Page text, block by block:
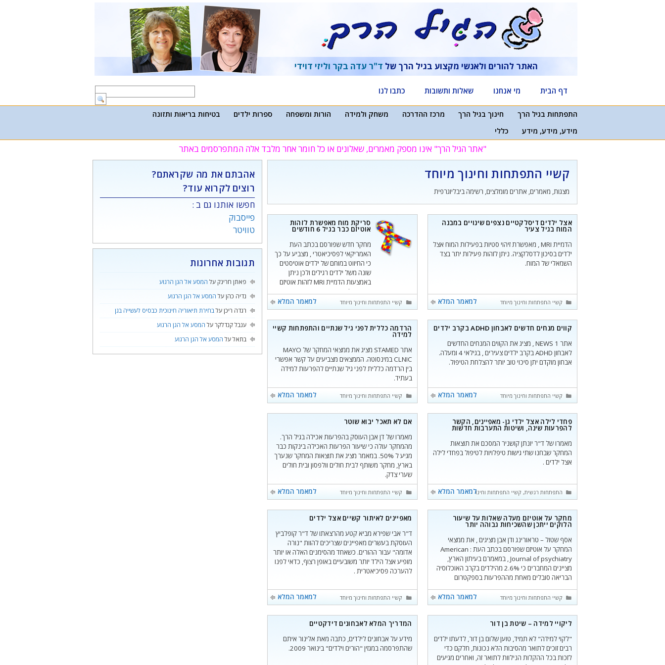
האתר להורים ולאנשי מקצוע בגיל הרך של ד"ר עדה בקר וליזי דוידי
דף הבית מי אנחנו שאלות ותשובות כתבו לנו
התפתחות בגיל הרך חינוך בגיל הרך מרכז ההדרכה משחק ולמידה הורות ומשפחה ספרות ילדים
בטיחות בריאות ותזונה
מידע, מידע, מידע
כללי
"אתר הגיל הרך" אינו מספק מאמרים, שאלונים או כל חומר אחר מלבד אלה המתפרסמים באתר
קשיי התפתחות וחינוך מיוחד
מצגות, מאמרים, אתרים מומלצים, רשימה ביבליוגרפית
אצל ילדים דיסלקטיים נצפים שינויים במבנה
המוח בגיל צעיר
הדמיית MRI , מאפשרת זיהוי סטיות בפעילות המוח אצל
ילדים בסיכון לדסלקציה. ניתן לזהות פעילות יתר בצד
השמאלי של המוח.
למאמר המלא קטגוריות
קשיי התפתחות וחינוך מיוחד
סריקת מוח מאפשרת לזהות
אוטיזם כבר בגיל 6 חודשים
מחקר חדש שפורסם בכתב העת
האמריקאי לפסיכיאטרי , מצביע על כך
כי החיווט במוחם של ילדים אוטיסטים
שונה משל ילדים רגילים ולכן ניתן
באמצעות הדמיית MRI לזהות אוטיזם
כבר בגיל חצי שנה. זיהוי מוקדם זה
פותח פתח לטיפול מוקדם שיעודד
התפתחות חברתית וימנע חלק
מהסימפטומים של התסמונת.
למאמר המלא קטגוריות
קשיי התפתחות וחינוך מיוחד
קווים מנחים חדשים לאבחון ADHD בקרב ילדים
אתר NEWS 1 , מציג את הקווים המנחים החדשים
לאבחון ADHD בקרב ילדים צעירים , בגילאי 4 ומעלה.
אבחון מוקדם יתן סיכוי טוב יותר להצלחת הטיפול.
למאמר המלא קטגוריות
קשיי התפתחות וחינוך מיוחד
הרדמה כללית לפני גיל שנתיים והתפתחות קשיי
למידה
אתר STAMED מציג את ממצאי המחקר של MAYO
CLNIC במינסוטה. הממצאים מצביעים על קשר אפשרי
בין הרדמה כללית לפני גיל שנתיים להפרעות למידה
בעתיד.
למאמר המלא
קטגוריות
קשיי התפתחות וחינוך מיוחד
פחדי לילה אצל ילדי גן- מאפיינים, הקשר
להפרעות שינה, ושיטות התערבות חדשות
מאמרו של ד"ר יונתן קושניר המסכם את תוצאות
המחקר שבחנו שתי גישות טיפלויות לטיפול בפחדי לילה
אצל ילדים .
למאמר המלא קטגוריות
התפתחות רגשית, קשיי התפתחות וחינוך מיוחד
אם לא תאכל יבוא שוטר
מאמרו של דן אבן העוסק בהפרעות אכילה בגיל הרך.
מהמחקר עולה כי שיעור הפרעות האכילה בינקות כבר
מגיע ל 50%. במאמר מציג את תוצאות המחקר שנערך
בארץ, מחקר משותף לבית חולים וולפסון ובית חולים
שערי צדק.
למאמר המלא
קטגוריות
קשיי התפתחות וחינוך מיוחד
מחקר על אוטיזם מעלה שאלות על שיעור
הלוקים ייתכן שהשכיחות גבוהה יותר
אסף שטול – טראורינג ודן אבן מציגים , את ממצאי
המחקר על אוטיזם שפורסם בכתב העת : American
Journal of psychiatry , במאמרם בעיתון הארץ,
מציינים המחברים כי 2.6% מהילדים בקרב האוכלוסיה
הבריאה סובלים מאחת מההפרעות בספקטרום
למאמר המלא
קטגוריות
קשיי התפתחות וחינוך מיוחד
מאפיינים לאיתור קשיים אצל ילדים
ד"ר אבי שפירא מביא קטע מהרצאתו של ד"ר קופלביץ
העוסקת בעשרים מאפיינים שצריכים להוות "נורה
אדומה" עבור ההורים. כשאחד מהסימנים האלה או יותר
מופיע אצל הילד יותר משובעיים באופן רצוף, כדאי לפנו
להערכה פסיכיאטרית .
למאמר המלא קטגוריות
קשיי התפתחות וחינוך מיוחד
ליקויי למידה – שיטת בן דור
"לקוי למידה" לא תמיד, טוען שלום בן דור, לדעתו ילדים
רבים זוכים לתואר מהסיבות הלא נכונות, חלקם כדי
לזכות בכל ההקלות הנילוות לתואר זה, ואחרים מגיעים
המדריך המלא לאבחונים דידקטיים
מידע על אבחונים לילדים, כתבה מאת אלינור איתם
שהתפרסמה במגזין "הורים וילדים" בינואר 2009.
אהבתם את מה שקראתם?
רוצים לקרוא עוד?
חפשו אותנו גם ב :
פייסבוק
טוויטר
תגובות אחרונות
פאתן חרינק על המסע אל הגן הרגוע
נדיה כהןעל המסע אל הגן הרגוע
רגדה ריכןעלבחירת תיאוריה חינוכית כבסיס לעשייה בגן
ענבל קנדלקרעל המסע אל הגן הרגוע
בתאלעל המסע אל הגן הרגוע